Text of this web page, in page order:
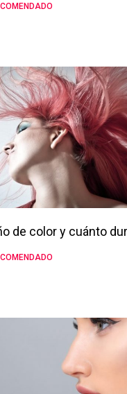
de color y cuánto